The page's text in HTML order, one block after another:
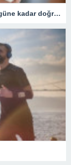
Makyajınızı sakın böyle temizlemeyin! Bugüne kadar doğru bilinen yanlış temizleme yöntemi pahalıya mal oluyor